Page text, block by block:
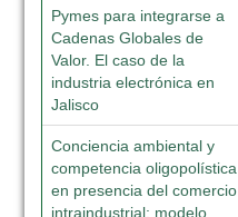
Pymes para integrarse a
Cadenas Globales de
Valor. El caso de la
industria electrónica en
Jalisco
Conciencia ambiental y
competencia oligopolística
en presencia del comercio
intraindustrial: modelo